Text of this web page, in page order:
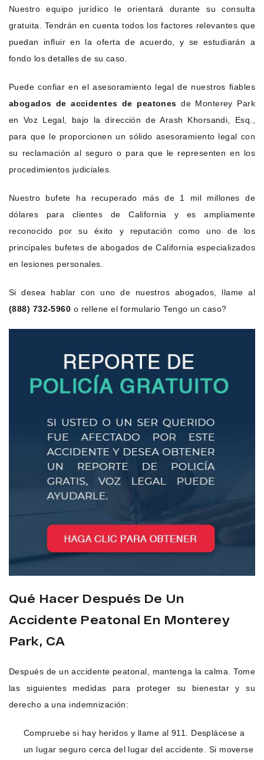
Nuestro equipo jurídico le orientará durante su consulta
gratuita. Tendrán en cuenta todos los factores relevantes que
puedan influir en la oferta de acuerdo, y se estudiarán a
fondo los detalles de su caso.
Puede confiar en el asesoramiento legal de nuestros fiables
abogados de accidentes de peatones de Monterey Park
en Voz Legal, bajo la dirección de Arash Khorsandi, Esq.,
para que le proporcionen un sólido asesoramiento legal con
su reclamación al seguro o para que le representen en los
procedimientos judiciales.
Nuestro bufete ha recuperado más de 1 mil millones de
dólares para clientes de California y es ampliamente
reconocido por su éxito y reputación como uno de los
principales bufetes de abogados de California especializados
en lesiones personales.
Si desea hablar con uno de nuestros abogados, llame al
(888) 732-5960 o rellene el formulario Tengo un caso?
Qué Hacer Después De Un
Accidente Peatonal En Monterey
Park, CA
Después de un accidente peatonal, mantenga la calma. Tome
las siguientes medidas para proteger su bienestar y su
derecho a una indemnización:
Compruebe si hay heridos y llame al 911. Desplácese a
un lugar seguro cerca del lugar del accidente. Si moverse